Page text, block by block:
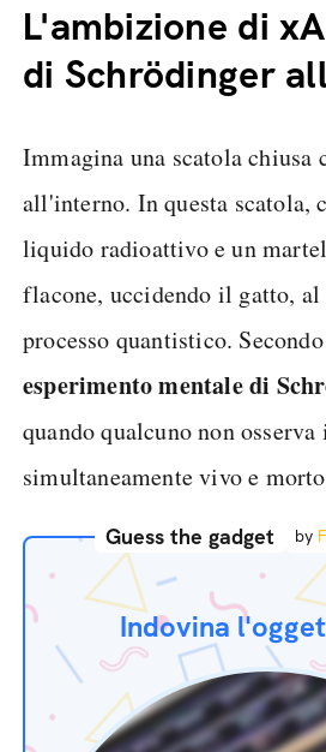
L'ambizione di
di Schrödinger
Immagina una scatola chiusa
all'interno. In questa scatola,
liquido radioattivo e un
flacone, uccidendo il gatto,
processo quantistico.
esperimento mentale di
quando qualcuno non
simultaneamente vivo e
Guess the gadget by
Indovina